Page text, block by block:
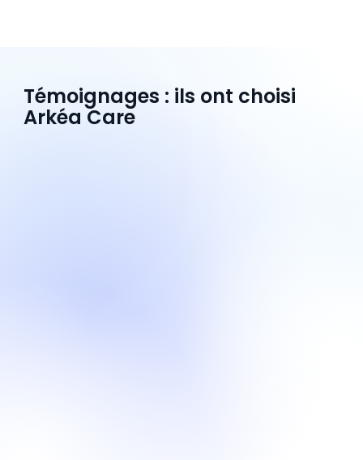
Témoignages : ils ont choisi
Arkéa Care